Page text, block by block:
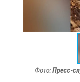
Фото:Пресс-